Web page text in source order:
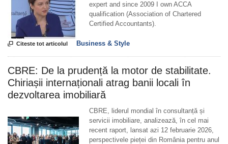
expert and since 2009 I own ACCA
qualification (Association of Chartered
Certified Accountants).
 Citeste tot articolul Business & Style
CBRE: De la prudență la motor de stabilitate.
Chiriașii internaționali atrag banii locali în
dezvoltarea imobiliară
CBRE, liderul mondial în consultanță și
servicii imobiliare, analizează, în cel mai
recent raport, lansat azi 12 februarie 2026,
perspectivele pieței din România pentru anul